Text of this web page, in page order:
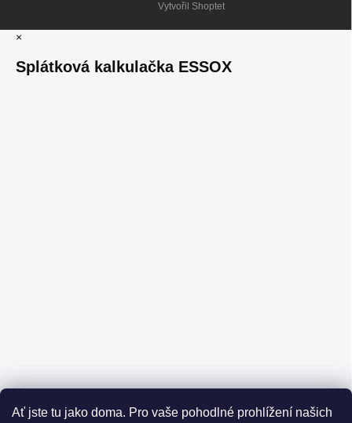
Ať jste tu jako doma. Pro vaše pohodlné prohlížení našich
Vytvořil Shoptet
×
Splátková kalkulačka ESSOX